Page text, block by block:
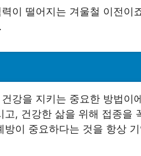
이 떨어지는 겨울철 이전이
강을 지키는 중요한 방법
고, 건강한 삶을 위해 접종을
이 중요하다는 것을 항상